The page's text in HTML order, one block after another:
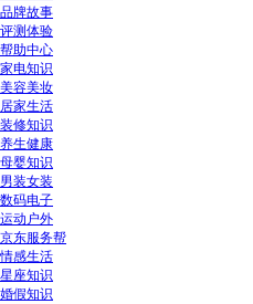
品牌故事
评测体验
帮助中心
家电知识
美容美妆
居家生活
装修知识
养生健康
母婴知识
男装女装
数码电子
运动户外
京东服务帮
情感生活
星座知识
婚假知识